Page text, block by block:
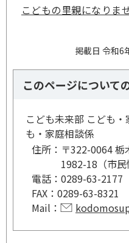
こどもの里親になりま
掲載日 令和6
このページについて
こども未来部 こども
も・家庭相談係
住所： 〒322-0064
1982-18（市民
電話： 0289-63-2177
FAX： 0289-63-8321
Mail：